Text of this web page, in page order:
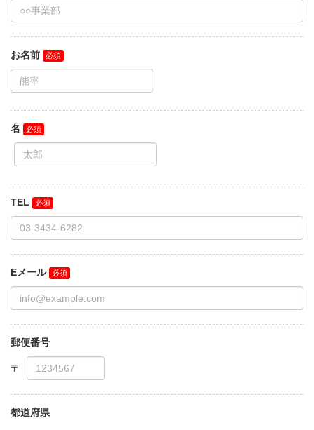
お名前
名
TEL
Eメール
郵便番号
都道府県